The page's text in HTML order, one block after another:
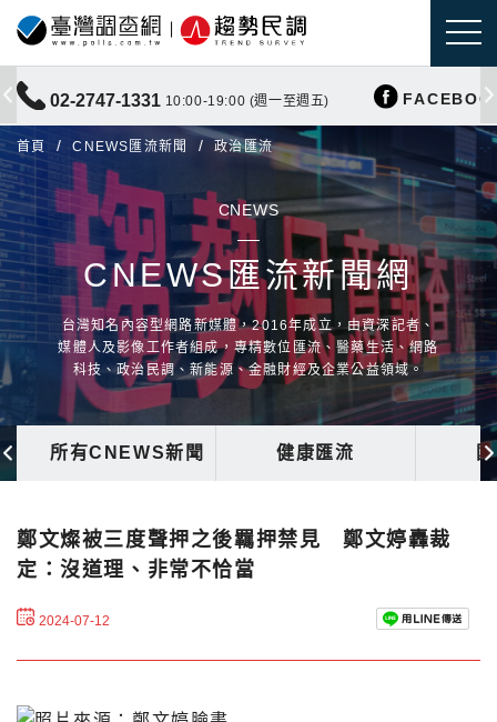
02-2747-1331 10:00-19:00 (週一至週五)
首頁 CNEWS匯流新聞 政治匯流
CNEWS
CNEWS匯流新聞網
台灣知名內容型網路新媒體，2016年成立，由資深記者、
媒體人及影像工作者組成，專精數位匯流、醫藥生活、網路
科技、政治民調、新能源、金融財經及企業公益領域。
所有CNEWS新聞 健康匯流
鄭文燦被三度聲押之後羈押禁見 鄭文婷轟裁
定：沒道理、非常不恰當
2024-07-12